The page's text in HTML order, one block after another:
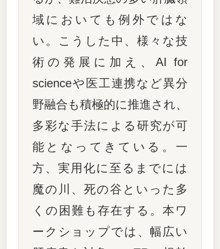
域においても例外ではな
い。こうした中、様々な技
術の発展に加え、AI for
scienceや医工連携など異分
野融合も積極的に推進され、
多彩な手法による研究が可
能となってきている。一
方、実用化に至るまでには
魔の川、死の谷といった多
くの困難も存在する。本ワ
ークショップでは、幅広い